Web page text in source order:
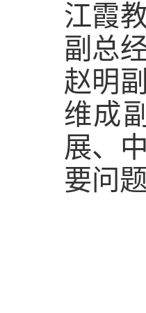
江霞
副总
赵明
维成
展、
要问